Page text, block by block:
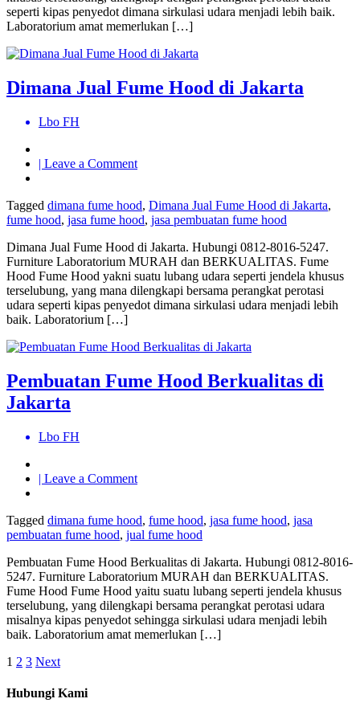
seperti kipas penyedot dimana sirkulasi udara menjadi lebih baik.
Laboratorium amat memerlukan […]
Dimana Jual Fume Hood di Jakarta
Lbo FH
| Leave a Commenton
Fume
Hood
Jakarta
Tagged dimana fume hood, Dimana Jual Fume Hood di Jakarta,
fume hood, jasa fume hood, jasa pembuatan fume hood
Dimana Jual Fume Hood di Jakarta. Hubungi 0812-8016-5247.
Furniture Laboratorium MURAH dan BERKUALITAS. Fume
Hood Fume Hood yakni suatu lubang udara seperti jendela khusus
terselubung, yang mana dilengkapi bersama perangkat perotasi
udara seperti kipas penyedot dimana sirkulasi udara menjadi lebih
baik. Laboratorium […]
Pembuatan Fume Hood Berkualitas di
Jakarta
Lbo FH
| Leave a Commenton
Hood
Berkualitas
Jakarta
Tagged dimana fume hood, fume hood, jasa fume hood, jasa
pembuatan fume hood, jual fume hood
Pembuatan Fume Hood Berkualitas di Jakarta. Hubungi 0812-8016-
5247. Furniture Laboratorium MURAH dan BERKUALITAS.
Fume Hood Fume Hood yaitu suatu lubang seperti jendela khusus
terselubung, yang dilengkapi bersama perangkat perotasi udara
misalnya kipas penyedot sehingga sirkulasi udara menjadi lebih
baik. Laboratorium amat memerlukan […]
Posts
pagination
1 2 3 Next
Hubungi Kami